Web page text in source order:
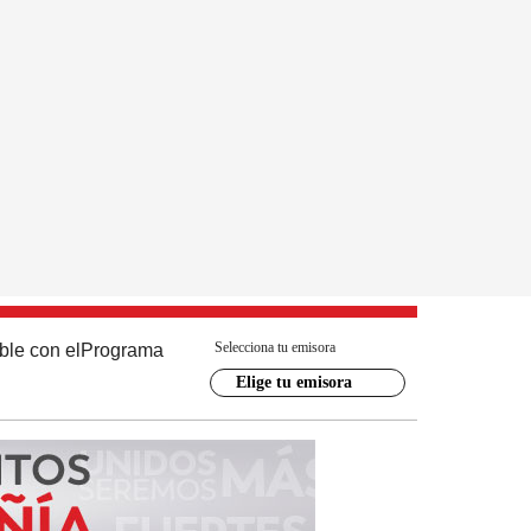
con el Programa Selecciona tu emisora
Elige tu emisora